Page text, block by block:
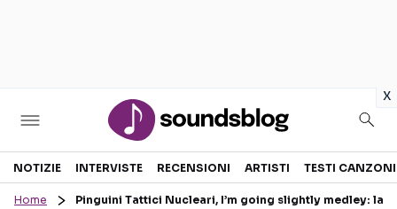
x
Sezioni
NOTIZIE INTERVISTE RECENSIONI ARTISTI TESTI CANZONI
Home Pinguini Tattici Nucleari, I’m going slightly medley: la